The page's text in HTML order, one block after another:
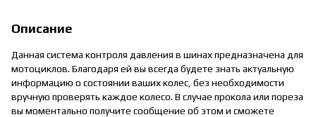
Описание
Данная система контроля давления в шинах предназначена для
мотоциклов. Благодаря ей вы всегда будете знать актуальную
информацию о состоянии ваших колес, без необходимости
вручную проверять каждое колесо. В случае прокола или пореза
вы моментально получите сообщение об этом и сможете